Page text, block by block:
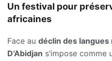
Un festival pour
africaines
Face au déclin des
D’Abidjan s’impose comme